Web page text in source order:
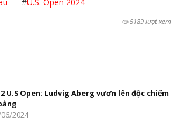
5189 lượt xem
U.S Open: Ludvig Aberg vươn lên độc chiếm
2024